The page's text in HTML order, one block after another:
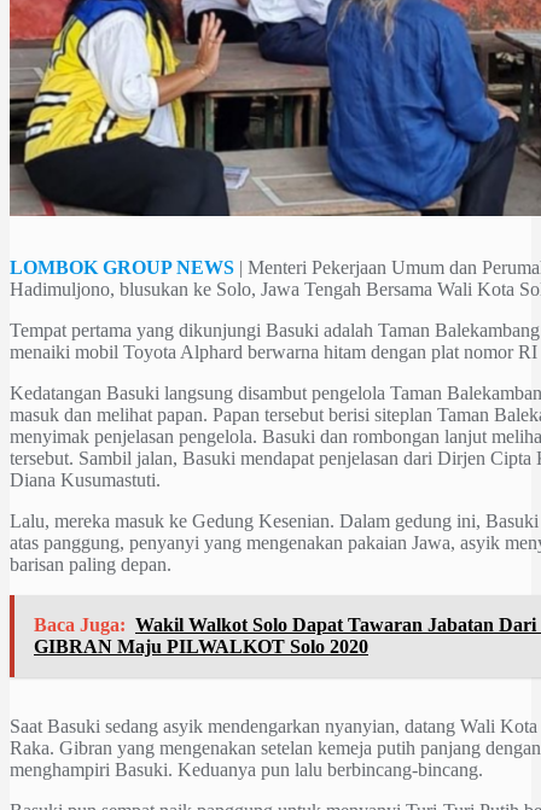
LOMBOK GROUP NEWS | Menteri Pekerjaan Umum dan
Hadimuljono, blusukan ke Solo, Jawa Tengah Bersama Wali Kota
Tempat pertama yang dikunjungi Basuki adalah Taman
menaiki mobil Toyota Alphard berwarna hitam dengan plat nomor
Kedatangan Basuki langsung disambut pengelola Taman
masuk dan melihat papan. Papan tersebut berisi siteplan Taman
menyimak penjelasan pengelola. Basuki dan rombongan lanjut
tersebut. Sambil jalan, Basuki mendapat penjelasan dari Dirjen
Diana Kusumastuti.
Lalu, mereka masuk ke Gedung Kesenian. Dalam gedung ini,
atas panggung, penyanyi yang mengenakan pakaian Jawa, asyik
barisan paling depan.
Baca Juga: Wakil Walkot Solo Dapat Tawaran Jabatan
GIBRAN Maju PILWALKOT Solo 2020
Saat Basuki sedang asyik mendengarkan nyanyian, datang Wali
Raka. Gibran yang mengenakan setelan kemeja putih panjang
menghampiri Basuki. Keduanya pun lalu berbincang-bincang.